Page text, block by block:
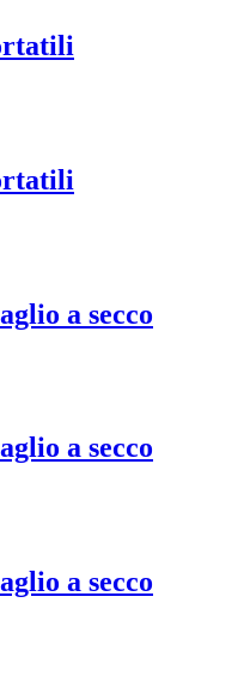
a secco
a secco
a secco